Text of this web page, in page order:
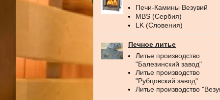
Печи-Камины Везувий
MBS (Сербия)
LK (Словения)
Печное литье
Литье производство
"Балезинский завод"
Литье производство
"Рубцовский завод"
Литье производство